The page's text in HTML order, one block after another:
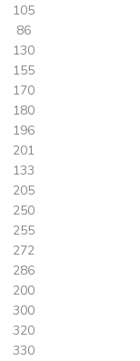
105
86
130
155
170
180
196
201
133
205
250
255
272
286
200
300
320
330